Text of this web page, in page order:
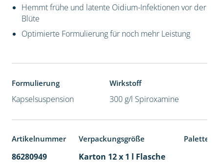
Hemmt frühe und latente Oidium-Infektionen vor der
Blüte
Optimierte Formulierung für noch mehr Leistung
Formulierung
Kapselsuspension
Wirkstoff
300 g/l Spiroxamine
Artikelnummer Verpackungsgröße
86280949 Karton 12 x 1 l Flasche